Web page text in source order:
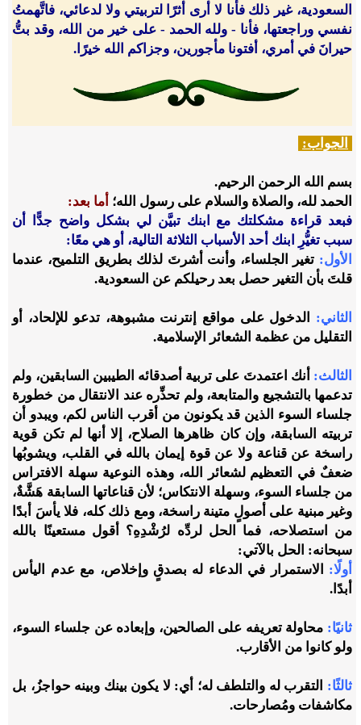
السعودية، غير ذلك فأنا لا أرى أثرًا لتربيتي ولا لدعائي، فاتَّهمتُ
نفسي وراجعتها، فأنا - ولله الحمد - على خير من الله، وقد بتُّ
حيرانَ في أمري، أفتونا مأجورين، وجزاكم الله خيرًا.
الجواب:
بسم الله الرحمن الرحيم.
الحمد لله، والصلاة والسلام على رسول الله؛ أما بعد:
فبعد قراءة مشكلتك مع ابنك تبيَّن لي بشكل واضح جدًّا أن
سبب تغيُّرِ ابنك أحد الأسباب الثلاثة التالية، أو هي معًا:
الأول: تغير الجلساء، وأنت أشرتَ لذلك بطريق التلميح، عندما
قلتَ بأن التغير حصل بعد رحيلكم عن السعودية.
الثاني: الدخول على مواقع إنترنت مشبوهة، تدعو للإلحاد، أو
التقليل من عظمة الشعائر الإسلامية.
الثالث: أنك اعتمدتَ على تربية أصدقائه الطيبين السابقين، ولم
تدعمها بالتشجيع والمتابعة، ولم تحذِّره عند الانتقال من خطورة
جلساء السوء الذين قد يكونون من أقرب الناس لكم، ويبدو أن
تربيته السابقة، وإن كان ظاهرها الصلاح، إلا أنها لم تكن قوية
راسخة عن قناعة ولا عن قوة إيمان بالله في القلب، ويشوبُها
ضعفٌ في التعظيم لشعائر الله، وهذه النوعية سهلة الافتراس
من جلساء السوء، وسهلة الانتكاس؛ لأن قناعاتها السابقة هَشَّةٌ،
وغير مبنية على أصولٍ متينة راسخة، ومع ذلك كله، فلا يأسَ أبدًا
من استصلاحه، فما الحل لردِّه لرُشْدِهِ؟ أقول مستعينًا بالله
سبحانه: الحل بالآتي:
أولًا: الاستمرار في الدعاء له بصدقٍ وإخلاص، مع عدم اليأس
أبدًا.
ثانيًا: محاولة تعريفه على الصالحين، وإبعاده عن جلساء السوء،
ولو كانوا من الأقارب.
ثالثًا: التقرب له والتلطف له؛ أي: لا يكون بينك وبينه حواجزُ، بل
مكاشفات ومُصارحات.